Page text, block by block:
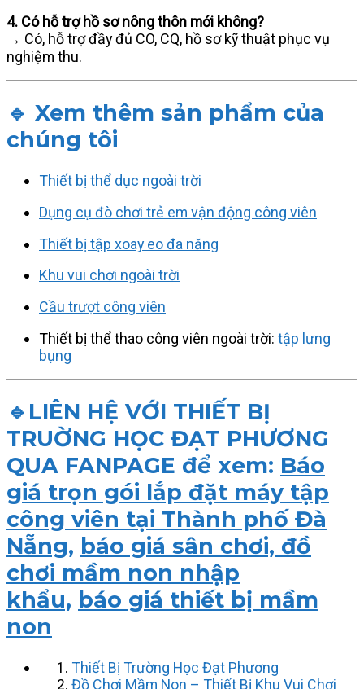
4. Có hỗ trợ hồ sơ nông thôn mới không?
→ Có, hỗ trợ đầy đủ CO, CQ, hồ sơ kỹ thuật phục vụ
nghiệm thu.
🔹 Xem thêm sản phẩm của
chúng tôi
Thiết bị thể dục ngoài trời
Dụng cụ đò chơi trẻ em vận động công viên
Thiết bị tập xoay eo đa năng
Khu vui chơi ngoài trời
Cầu trượt công viên
Thiết bị thể thao công viên ngoài trời: tập lưng
bụng
🔹LIÊN HỆ VỚI THIẾT BỊ
TRUỜNG HỌC ĐẠT PHƯƠNG
QUA FANPAGE để xem: Báo
giá trọn gói lắp đặt máy tập
công viên tại Thành phố Đà
Nẵng, báo giá sân chơi, đồ
chơi mầm non nhập
khẩu, báo giá thiết bị mầm
non
Thiết Bị Trường Học Đạt Phương
Đồ Chơi Mầm Non – Thiết Bị Khu Vui Chơi